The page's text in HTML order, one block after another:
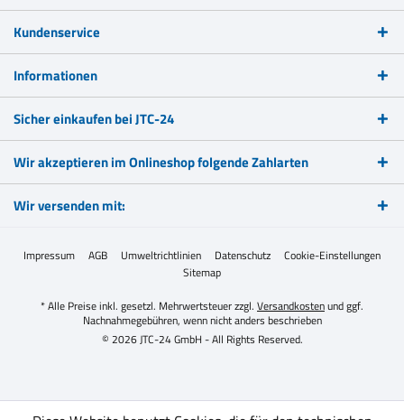
Kundenservice
Informationen
Sicher einkaufen bei JTC-24
Wir akzeptieren im Onlineshop folgende Zahlarten
Wir versenden mit:
Impressum AGB Umweltrichtlinien Datenschutz
Cookie-Einstellungen
Sitemap
* Alle Preise inkl. gesetzl. Mehrwertsteuer zzgl. Versandkostenund ggf.
Nachnahmegebühren, wenn nicht anders beschrieben
© 2026 JTC-24 GmbH - All Rights Reserved.